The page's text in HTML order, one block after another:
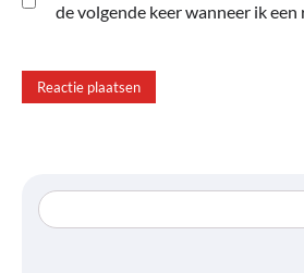
de volgende keer wanneer ik een